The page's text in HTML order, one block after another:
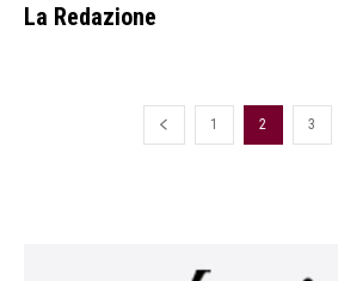
La Redazione
1 2 3